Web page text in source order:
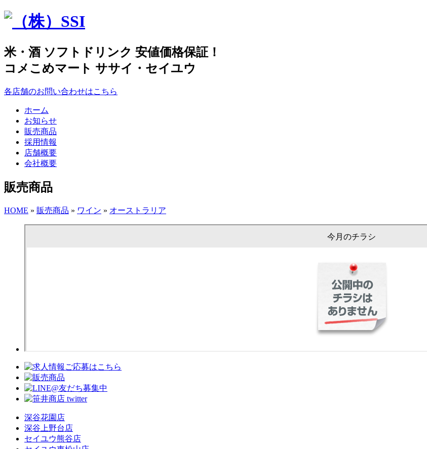
米・酒 ソフトドリンク 安値価格保証！
コメこめマート ササイ・セイユウ
各店舗のお問い合わせはこちら
ホーム
お知らせ
販売商品
採用情報
店舗概要
会社概要
販売商品
HOME » 販売商品 » ワイン » オーストラリア
深谷花園店
深谷上野台店
セイユウ熊谷店